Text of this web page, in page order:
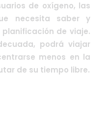
de oxígeno, las
necesita saber y
de viaje.
podrá viajar
menos en la
de su tiempo libre.